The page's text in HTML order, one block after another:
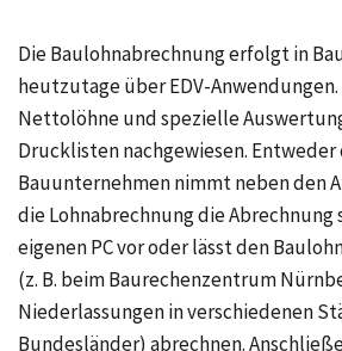
Die Baulohnabrechnung erfolgt in
heutzutage über EDV-
Nettolöhne und spezielle
Drucklisten nachgewiesen. Entweder
Bauunternehmen nimmt neben den
die Lohnabrechnung die
eigenen PC vor oder lässt den
(z. B. beim Baurechenzentrum
Niederlassungen in verschiedenen
Bundesländer) abrechnen.